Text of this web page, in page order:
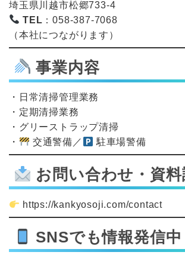
埼玉県川越市松郷733-4
TEL ：058-387-7068
（本社につながります）
事業内容
・日常清掃管理業務
・定期清掃業務
・グリーストラップ清掃
・
交通警備／ 駐車場警備
お問い合わせ・資
https://kankyosoji.com/contact
SNSでも情報発信中